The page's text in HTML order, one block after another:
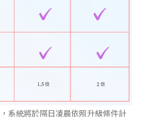
系統將於隔日凌晨依照升級條件計